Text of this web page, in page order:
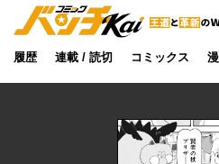
履歴 連載 / 読切 コミックス